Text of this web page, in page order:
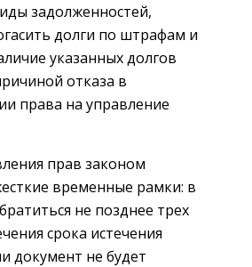
задолженностей,
долги по штрафам и
указанных долгов
отказа в
права на управление
прав законом
временные рамки: в
не позднее трех
срока истечения
документ не будет